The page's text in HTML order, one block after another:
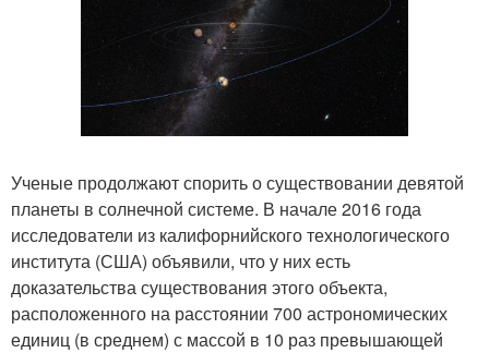
Ученые продолжают спорить о существовании девятой
планеты в солнечной системе. В начале 2016 года
исследователи из калифорнийского технологического
института (США) объявили, что у них есть
доказательства существования этого объекта,
расположенного на расстоянии 700 астрономических
единиц (в среднем) с массой в 10 раз превышающей